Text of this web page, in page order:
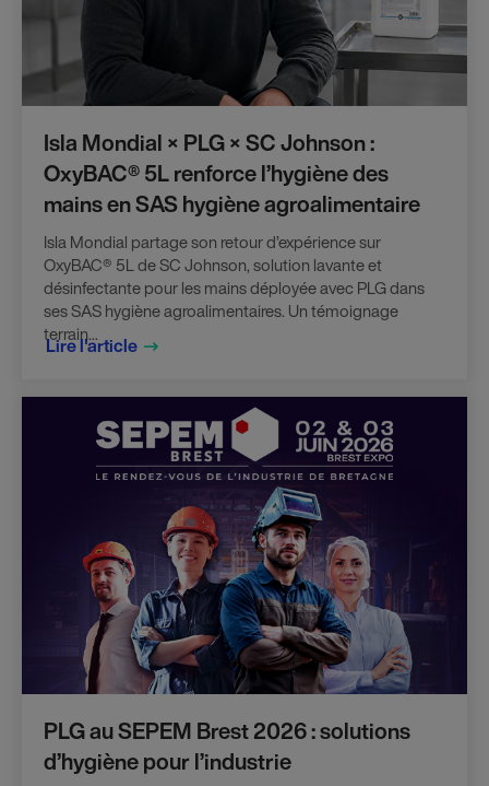
Isla Mondial × PLG × SC Johnson :
OxyBAC® 5L renforce l’hygiène des
mains en SAS hygiène agroalimentaire
Isla Mondial partage son retour d’expérience sur
OxyBAC® 5L de SC Johnson, solution lavante et
désinfectante pour les mains déployée avec PLG dans
ses SAS hygiène agroalimentaires. Un témoignage
terrain...
Lire l'article
PLG au SEPEM Brest 2026 : solutions
d’hygiène pour l’industrie